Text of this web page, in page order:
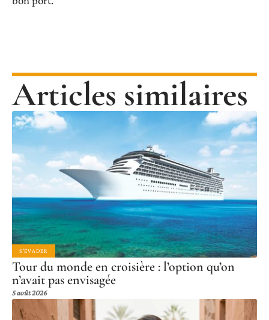
Articles similaires
S'ÉVADER
Tour du monde en croisière : l’option qu’on
n’avait pas envisagée
5 août 2026